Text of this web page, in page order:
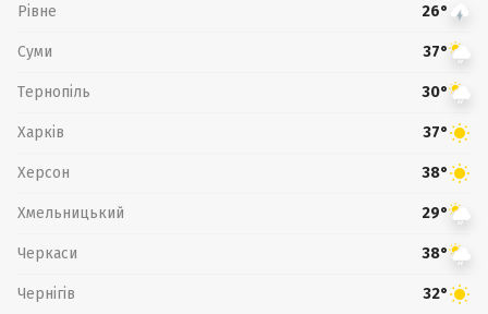
Рівне 26°
Суми 37°
Тернопіль 30°
Харків 37°
Херсон 38°
Хмельницький 29°
Черкаси 38°
Чернігів 32°